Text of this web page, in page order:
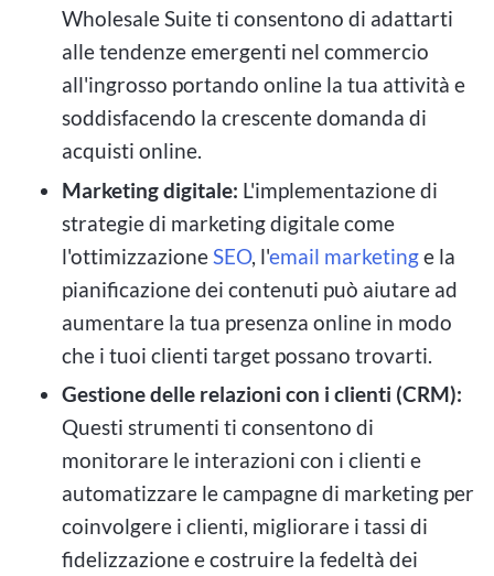
Wholesale Suite ti consentono di adattarti
alle tendenze emergenti nel commercio
all'ingrosso portando online la tua attività e
soddisfacendo la crescente domanda di
acquisti online.
Marketing digitale: L'implementazione di
strategie di marketing digitale come
l'ottimizzazioneSEO, l'email marketinge la
pianificazione dei contenuti può aiutare ad
aumentare la tua presenza online in modo
che i tuoi clienti target possano trovarti.
Gestione delle relazioni con i clienti (CRM):
Questi strumenti ti consentono di
monitorare le interazioni con i clienti e
automatizzare le campagne di marketing per
coinvolgere i clienti, migliorare i tassi di
fidelizzazione e costruire la fedeltà dei